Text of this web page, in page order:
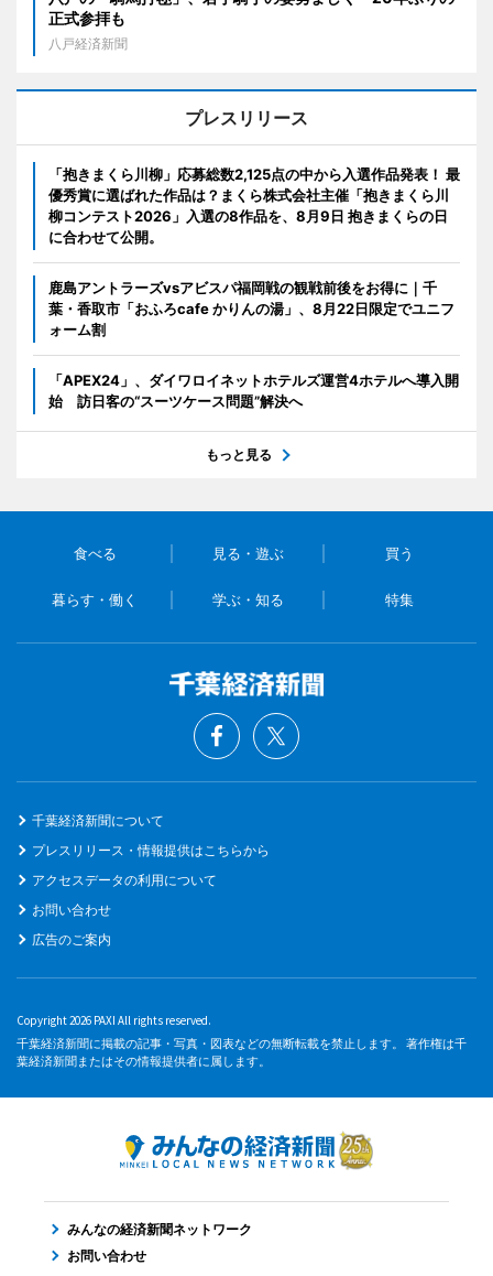
正式参拝も
八戸経済新聞
プレスリリース
「抱きまくら川柳」応募総数2,125点の中から入選作品発表！ 最
優秀賞に選ばれた作品は？まくら株式会社主催「抱きまくら川
柳コンテスト2026」入選の8作品を、8月9日 抱きまくらの日
に合わせて公開。
鹿島アントラーズvsアビスパ福岡戦の観戦前後をお得に｜千
葉・香取市「おふろcafe かりんの湯」、8月22日限定でユニフ
ォーム割
「APEX24」、ダイワロイネットホテルズ運営4ホテルへ導入開
始 訪日客の“スーツケース問題”解決へ
もっと見る
食べる 見る・遊ぶ 買う
暮らす・働く 学ぶ・知る 特集
千葉経済新聞について
プレスリリース・情報提供はこちらから
アクセスデータの利用について
お問い合わせ
広告のご案内
Copyright 2026 PAXI All rights reserved.
千葉経済新聞に掲載の記事・写真・図表などの無断転載を禁止します。 著作権は千
葉経済新聞またはその情報提供者に属します。
みんなの経済新聞ネットワーク
お問い合わせ